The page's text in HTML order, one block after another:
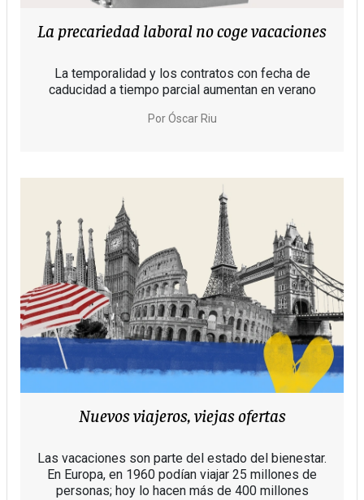
La precariedad laboral no coge vacaciones
La temporalidad y los contratos con fecha de
caducidad a tiempo parcial aumentan en verano
PorÓscar Riu
Nuevos viajeros, viejas ofertas
Las vacaciones son parte del estado del bienestar.
En Europa, en 1960 podían viajar 25 millones de
personas; hoy lo hacen más de 400 millones